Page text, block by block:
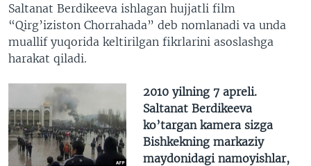
Saltanat Berdikeeva ishlagan hujjatli film
“Qirg’iziston Chorrahada” deb nomlanadi va unda
muallif yuqorida keltirilgan fikrlarini asoslashga
harakat qiladi.
2010 yilning 7 apreli.
Saltanat Berdikeeva
ko’targan kamera sizga
Bishkekning markaziy
maydonidagi namoyishlar,